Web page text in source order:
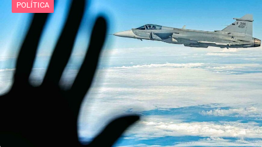
POLÍTICA